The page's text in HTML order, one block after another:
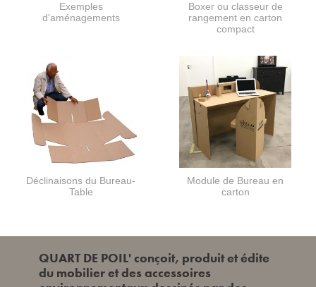
Exemples
d'aménagements
Boxer ou classeur de
rangement en carton
compact
Déclinaisons du Bureau-
Table
Module de Bureau en
carton
QUART DE POIL' conçoit, produit et édite
du mobilier et des accessoires